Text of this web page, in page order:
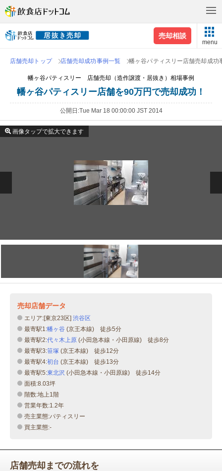
売却相談
menu
店舗売却トップ 店舗売却成功事例一覧 幡ヶ谷パティスリー店舗売却成功
幡ヶ谷パティスリー 店舗売却（造作譲渡・居抜き）相場事例
幡ヶ谷パティスリー店舗を90万円で売却成功！
公開日 Tue Mar 18 00:00:00 JST 2014
画像タップで拡大できます
売却店舗データ
エリア:[東京23区] 渋谷区
最寄駅1:幡ヶ谷 (京王本線) 徒歩5分
最寄駅2:代々木上原 (小田急本線・小田原線) 徒歩8分
最寄駅3:笹塚 (京王本線) 徒歩12分
最寄駅4:初台 (京王本線) 徒歩13分
最寄駅5:東北沢 (小田急本線・小田原線) 徒歩14分
面積:8.03坪
階数:地上1階
営業年数:1.2年
売主業態:パティスリー
買主業態:-
店舗売却までの流れを